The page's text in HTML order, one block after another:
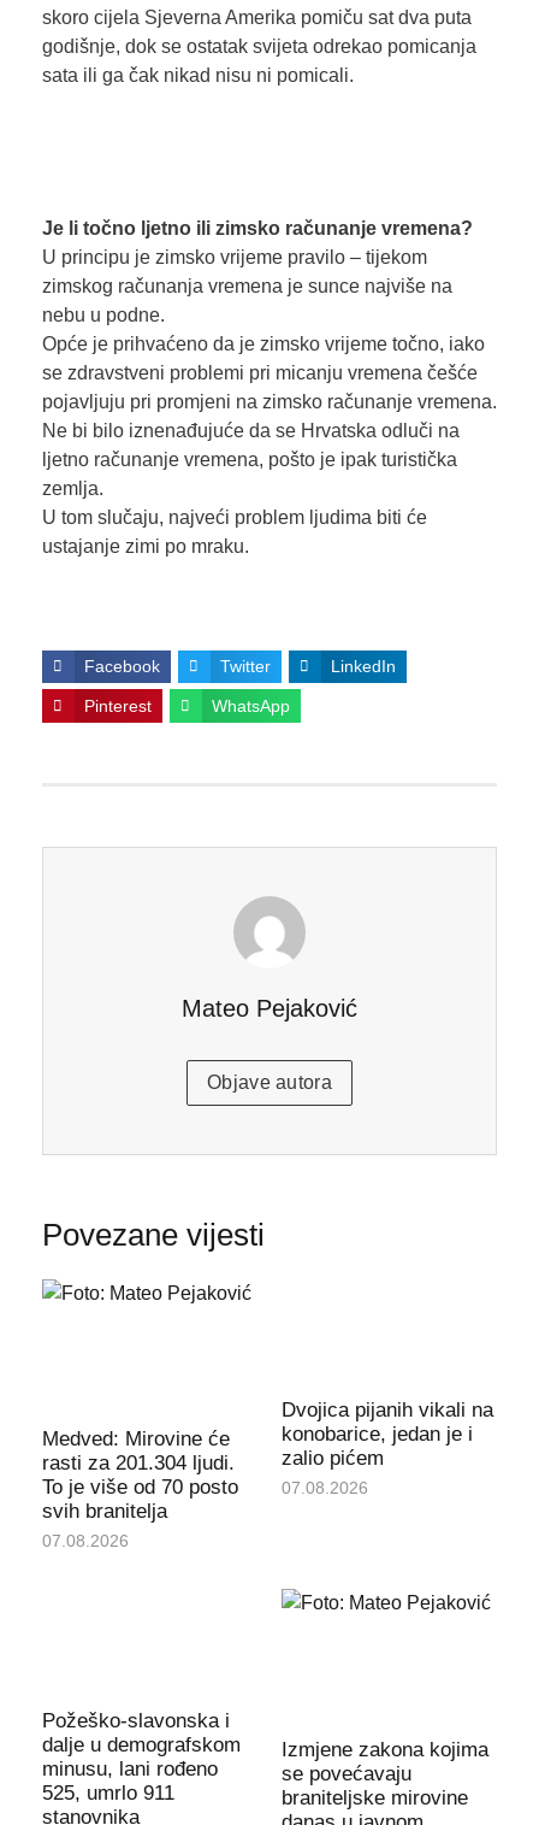
skoro cijela Sjeverna Amerika pomiču sat dva puta
godišnje, dok se ostatak svijeta odrekao pomicanja
sata ili ga čak nikad nisu ni pomicali.
Je li točno ljetno ili zimsko računanje vremena?
U principu je zimsko vrijeme pravilo – tijekom
zimskog računanja vremena je sunce najviše na
nebu u podne.
Opće je prihvaćeno da je zimsko vrijeme točno, iako
se zdravstveni problemi pri micanju vremena češće
pojavljuju pri promjeni na zimsko računanje vremena.
Ne bi bilo iznenađujuće da se Hrvatska odluči na
ljetno računanje vremena, pošto je ipak turistička
zemlja.
U tom slučaju, najveći problem ljudima biti će
ustajanje zimi po mraku.
Facebook Twitter LinkedIn
Pinterest WhatsApp
Mateo Pejaković
Objave autora
Povezane vijesti
Medved: Mirovine će
rasti za 201.304 ljudi.
To je više od 70 posto
svih branitelja
07.08.2026
Dvojica pijanih vikali na
konobarice, jedan je i
zalio pićem
07.08.2026
Požeško-slavonska i
dalje u demografskom
minusu, lani rođeno
525, umrlo 911
stanovnika
Izmjene zakona kojima
se povećavaju
braniteljske mirovine